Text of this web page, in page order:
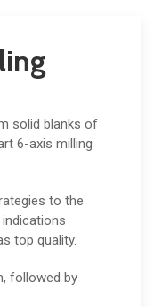
solid blanks of
6-axis milling
to the
top quality.
followed by